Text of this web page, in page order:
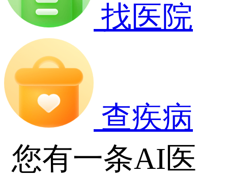
找医院
查疾病
您有一条AI医